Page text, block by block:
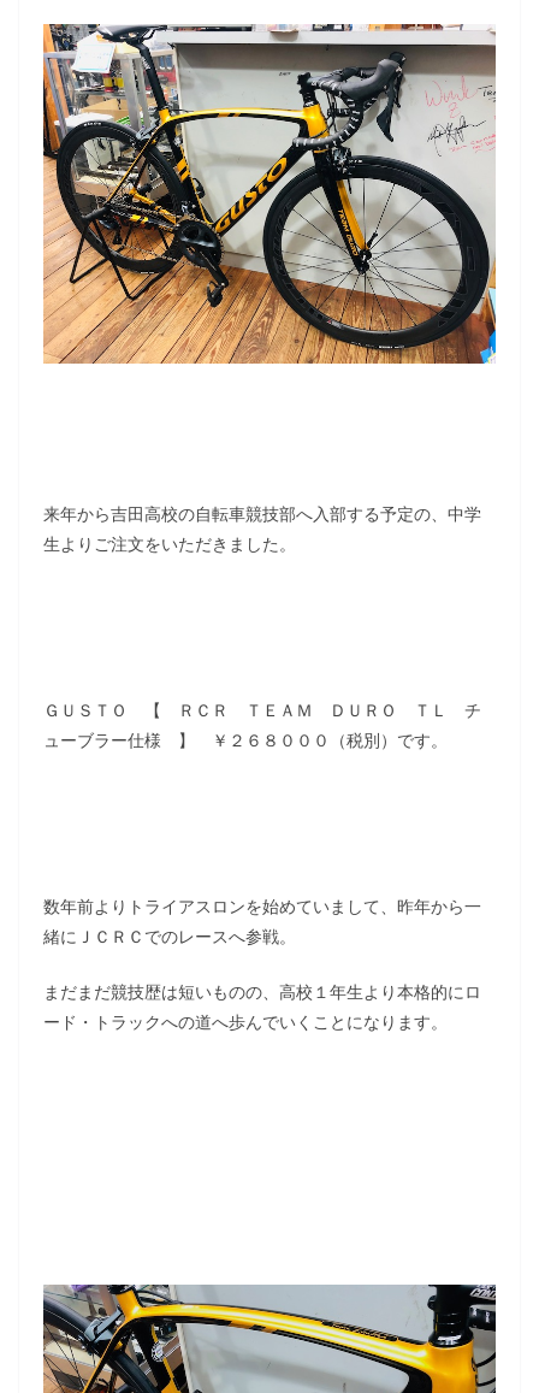
来年から吉田高校の自転車競技部へ入部する予定の、中学
生よりご注文をいただきました。
ＧＵＳＴＯ 【 ＲＣＲ ＴＥＡＭ ＤＵＲＯ ＴＬ チ
ューブラー仕様 】 ￥２６８０００（税別）です。
数年前よりトライアスロンを始めていまして、昨年から一
緒にＪＣＲＣでのレースへ参戦。
まだまだ競技歴は短いものの、高校１年生より本格的にロ
ード・トラックへの道へ歩んでいくことになります。